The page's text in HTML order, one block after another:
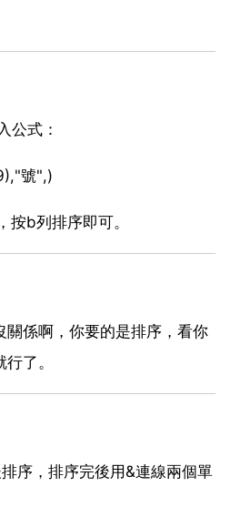
公式：
號",)
b列排序即可。
關係啊，你要的是排序，看你
了。
序，排序完後用&連線兩個單